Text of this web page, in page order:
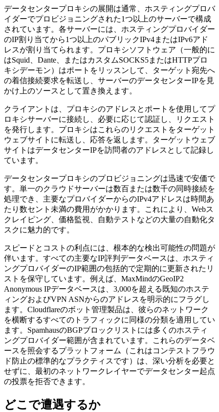
データセンタープロキシの展開は通常、ホスティングプロバ
イダーでプロビジョニングされた1つ以上のサーバーで構成
されています。各サーバーには、ホスティングプロバイダー
のIP割り当てから1つ以上のパブリックIPv4またはIPv6アド
レスが割り当てられます。プロキシソフトウェア（一般的に
はSquid、Dante、またはカスタムSOCKS5またはHTTPプロ
キシデーモン）はポートをリッスンして、ターゲット宛先へ
の着信接続要求を転送し、サーバーのデータセンターIPを見
かけ上のソースとして置き換えます。
クライアントは、プロキシのアドレスとポートを使用してプ
ロキシサーバーに接続し、必要に応じて認証し、リクエスト
を発行します。プロキシはこれらのリクエストをターゲット
ウェブサイトに転送し、応答を返します。ターゲットウェブ
サイトはデータセンターIPを訪問者のアドレスとして記録し
ています。
データセンタープロキシのプロビジョニングは迅速で安価で
す。単一のクラウドサーバーは数百または数千の同時接続を
処理でき、主要なプロバイダーからのIPv4アドレスは時間あ
たり数セント未満の費用がかかります。これにより、Webス
クレイピング、価格監視、自動テストなどの大量の自動化タ
スクに魅力的です。
スピードとコストの利点には、根本的な検出可能性の問題が
伴います。すべての主要なIP評判データベースは、ホスティ
ングプロバイダーのIP範囲の包括的で定期的に更新されたリ
ストを保守しています。例えば、MaxMindのGeoIP2
Anonymous IPデータベースは、3,000を超える既知のホステ
ィングおよびVPN ASNからのアドレスを明示的にフラグし
ます。Cloudflareのボット管理製品は、彼らのネットワーク
を横断するすべてのトラフィックに同様の分類を適用してい
ます。SpamhausのBGPブロックリストには多くのホスティ
ングプロバイダー範囲が含まれています。これらのデータベ
ースを照会するプラットフォーム（これはコンテストフラウ
ド防止の標準的なプラクティスです）は、深い分析を必要と
せずに、最初のネットワークレイヤーでデータセンター起点
の投票を拒否できます。
どこで遭遇するか